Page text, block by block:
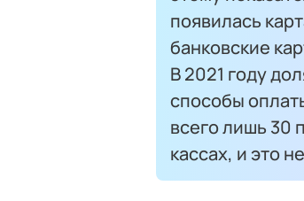
появилась
банковские
В 2021 году
способы
всего лишь 30
кассах, и это